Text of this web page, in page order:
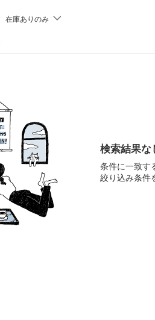
在庫ありのみ
検索結果な
条件に一致す
絞り込み条件